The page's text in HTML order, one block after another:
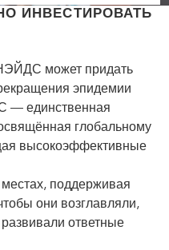
ИНВЕСТИРОВАТЬ
может придать
эпидемии
— единственная
глобальному
высокоэффективные
поддерживая
они возглавляли,
ответные